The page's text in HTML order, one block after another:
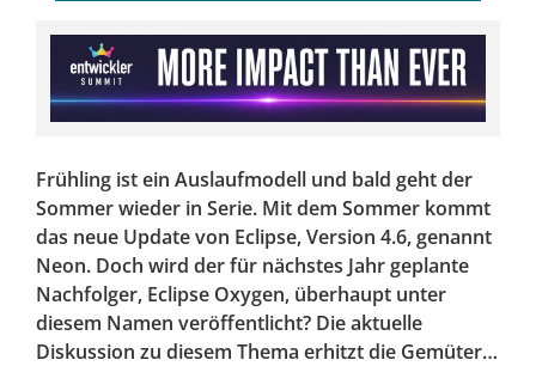
Frühling ist ein Auslaufmodell und bald geht der
Sommer wieder in Serie. Mit dem Sommer kommt
das neue Update von Eclipse, Version 4.6, genannt
Neon. Doch wird der für nächstes Jahr geplante
Nachfolger, Eclipse Oxygen, überhaupt unter
diesem Namen veröffentlicht? Die aktuelle
Diskussion zu diesem Thema erhitzt die Gemüter…